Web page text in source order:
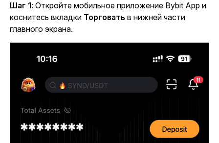
Шаг 1: Откройте мобильное приложение Bybit App и
коснитесь вкладки Торговать в нижней части
главного экрана.